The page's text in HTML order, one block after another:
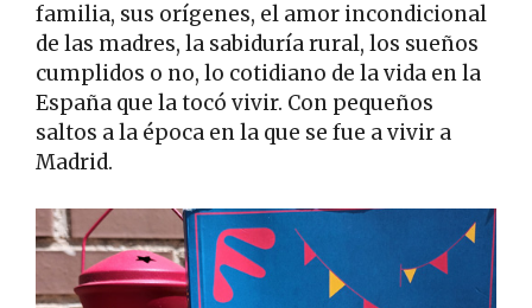
familia, sus orígenes, el amor incondicional
de las madres, la sabiduría rural, los sueños
cumplidos o no, lo cotidiano de la vida en la
España que la tocó vivir. Con pequeños
saltos a la época en la que se fue a vivir a
Madrid.